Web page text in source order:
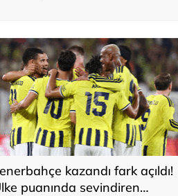
kazandı fark açıldı!
puanında sevindiren